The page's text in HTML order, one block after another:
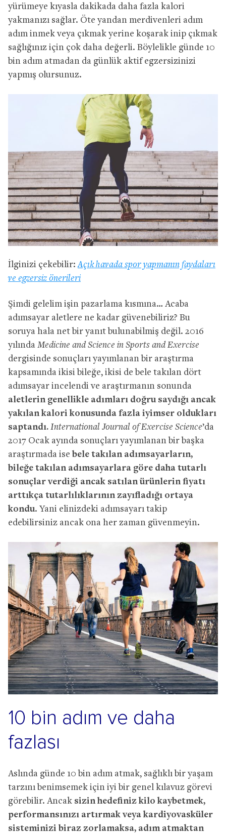
yürümeye kıyasla dakikada daha fazla kalori
yakmanızı sağlar. Öte yandan merdivenleri adım
adım inmek veya çıkmak yerine koşarak inip çıkmak
sağlığınız için çok daha değerli. Böylelikle günde 10
bin adım atmadan da günlük aktif egzersizinizi
yapmış olursunuz.
İlginizi çekebilir:Açık havada spor yapmanın faydaları
ve egzersiz önerileri
Şimdi gelelim işin pazarlama kısmına… Acaba
adımsayar aletlere ne kadar güvenebiliriz? Bu
soruya hala net bir yanıt bulunabilmiş değil. 2016
yılında Medicine and Science in Sports and Exercise
dergisinde sonuçları yayımlanan bir araştırma
kapsamında ikisi bileğe, ikisi de bele takılan dört
adımsayar incelendi ve araştırmanın sonunda
aletlerin genellikle adımları doğru saydığı ancak
yakılan kalori konusunda fazla iyimser oldukları
saptandı. International Journal of Exercise Science’da
2017 Ocak ayında sonuçları yayımlanan bir başka
araştırmada ise bele takılan adımsayarların,
bileğe takılan adımsayarlara göre daha tutarlı
sonuçlar verdiği ancak satılan ürünlerin fiyatı
arttıkça tutarlılıklarının zayıfladığı ortaya
kondu. Yani elinizdeki adımsayarı takip
edebilirsiniz ancak ona her zaman güvenmeyin.
10 bin adım ve daha
fazlası
Aslında günde 10 bin adım atmak, sağlıklı bir yaşam
tarzını benimsemek için iyi bir genel kılavuz görevi
görebilir. Ancak sizin hedefiniz kilo kaybetmek,
performansınızı artırmak veya kardiyovasküler
sisteminizi biraz zorlamaksa, adım atmaktan